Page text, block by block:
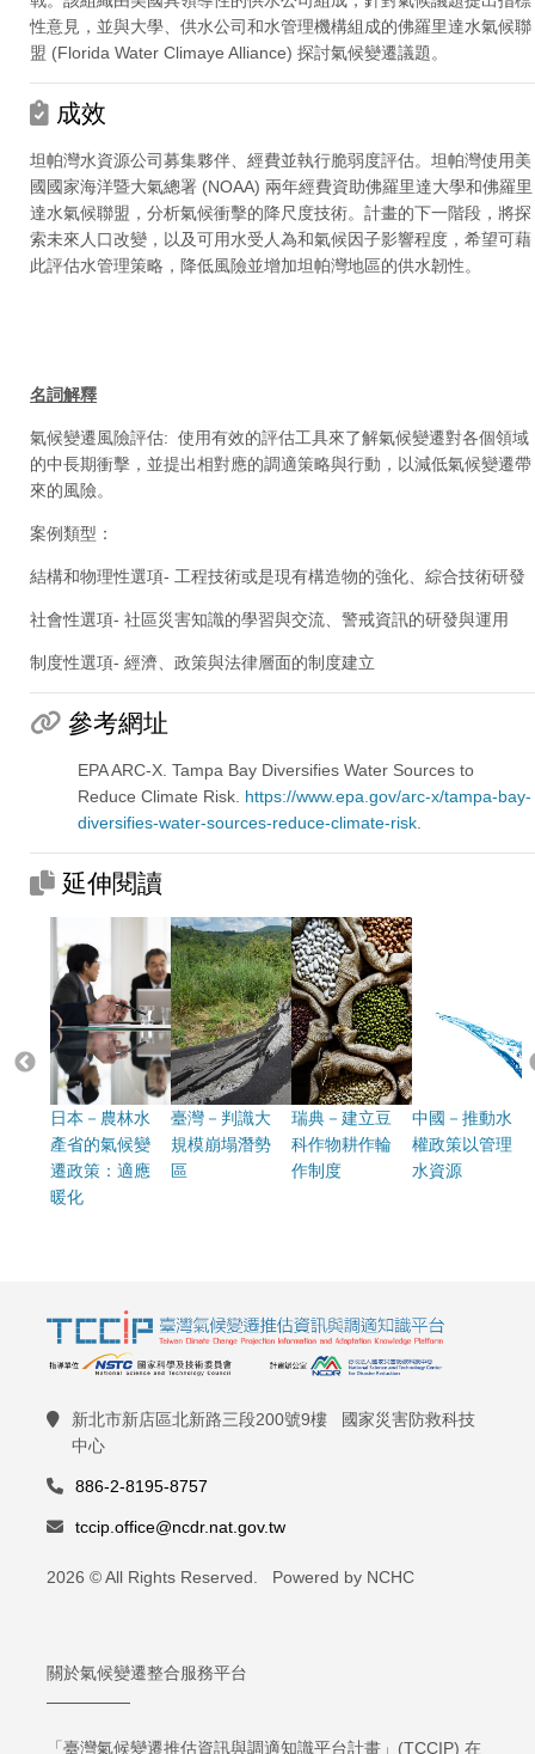
性意見，並與大學、供水公司和水管理機構組成的佛羅里達水氣候聯
盟 (Florida Water Climaye Alliance) 探討氣候變遷議題。
成效
坦帕灣水資源公司募集夥伴、經費並執行脆弱度評估。坦帕灣使用美
國國家海洋暨大氣總署 (NOAA) 兩年經費資助佛羅里達大學和佛羅里
達水氣候聯盟，分析氣候衝擊的降尺度技術。計畫的下一階段，將探
索未來人口改變，以及可用水受人為和氣候因子影響程度，希望可藉
此評估水管理策略，降低風險並增加坦帕灣地區的供水韌性。
名詞解釋
氣候變遷風險評估: 使用有效的評估工具來了解氣候變遷對各個領域
的中長期衝擊，並提出相對應的調適策略與行動，以減低氣候變遷帶
來的風險。
案例類型：
結構和物理性選項- 工程技術或是現有構造物的強化、綜合技術研發
社會性選項- 社區災害知識的學習與交流、警戒資訊的研發與運用
制度性選項- 經濟、政策與法律層面的制度建立
參考網址
EPA ARC-X. Tampa Bay Diversifies Water Sources to
Reduce Climate Risk. https://www.epa.gov/arc-x/tampa-bay-
diversifies-water-sources-reduce-climate-risk
延伸閱讀
日本－農林水
產省的氣候變
遷政策：適應
暖化
臺灣－判識大
規模崩塌潛勢
區
瑞典－建立豆
科作物耕作輪
作制度
中國－推動水
權政策以管理
水資源
新北市新店區北新路三段200號9樓 國家災害防救科技
中心
886-2-8195-8757
tccip.office@ncdr.nat.gov.tw
2026 © All Rights Reserved. Powered by NCHC
關於氣候變遷整合服務平台
「臺灣氣候變遷推估資訊與調適知識平台計畫」(TCCIP) 在